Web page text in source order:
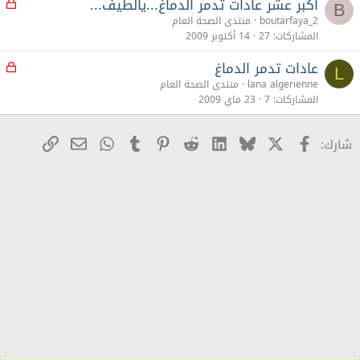
B
boutarfaya_2 منتدى الصحة العام
المشاركات 27 14 أكتوبر 2009
L م عادات تدمر الدماغ
lana algerienne منتدى الصحة العام
المشاركات 7 23 ماي 2009
شارك: Facebook
X
Bluesky
LinkedIn
Reddit
Pinterest
Tumblr
WhatsApp
البريدرابط